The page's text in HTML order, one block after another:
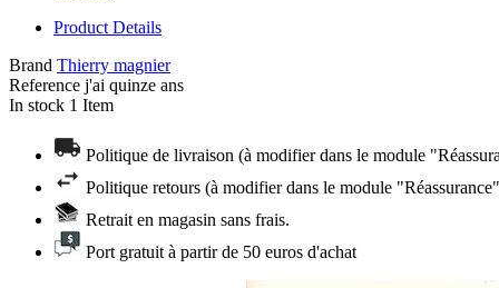
Product Details
Brand Thierry magnier
Reference j'ai quinze ans
In stock 1 Item
Politique de livraison (à modifier dans le module
Politique retours (à modifier dans le module
Retrait en magasin sans frais.
Port gratuit à partir de 50 euros d'achat